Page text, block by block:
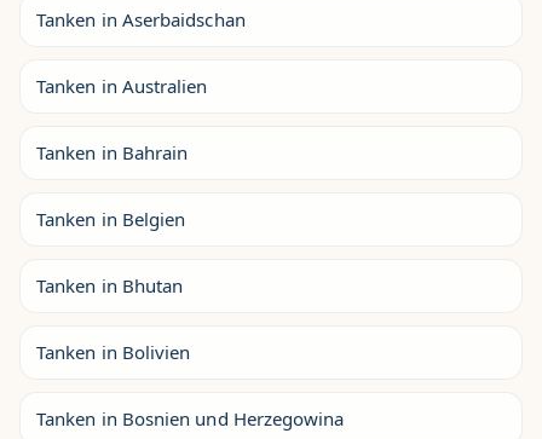
Tanken in Aserbaidschan
Tanken in Australien
Tanken in Bahrain
Tanken in Belgien
Tanken in Bhutan
Tanken in Bolivien
Tanken in Bosnien und Herzegowina